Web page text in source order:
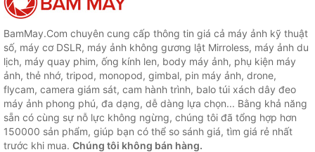
BamMay.Com chuyên cung cấp thông tin giá cả máy ảnh kỹ thuật
số, máy cơ DSLR, máy ảnh không gương lật Mirroless, máy ảnh du
lịch, máy quay phim, ống kính len, body máy ảnh, phụ kiện máy
ảnh, thẻ nhớ, tripod, monopod, gimbal, pin máy ảnh, drone,
flycam, camera giám sát, cam hành trình, balo túi xách dây đeo
máy ảnh phong phú, đa dạng, dễ dàng lựa chọn... Bằng khả năng
sẵn có cùng sự nỗ lực không ngừng, chúng tôi đã tổng hợp hơn
150000 sản phẩm, giúp bạn có thể so sánh giá, tìm giá rẻ nhất
trước khi mua. Chúng tôi không bán hàng.